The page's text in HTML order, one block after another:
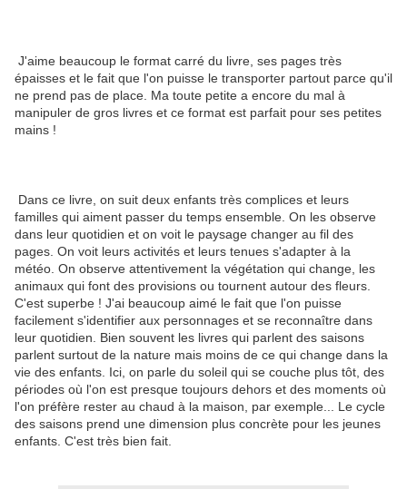
J'aime beaucoup le format carré du livre, ses pages très
épaisses et le fait que l'on puisse le transporter partout parce qu'il
ne prend pas de place. Ma toute petite a encore du mal à
manipuler de gros livres et ce format est parfait pour ses petites
mains !
Dans ce livre, on suit deux enfants très complices et leurs
familles qui aiment passer du temps ensemble. On les observe
dans leur quotidien et on voit le paysage changer au fil des
pages. On voit leurs activités et leurs tenues s'adapter à la
météo. On observe attentivement la végétation qui change, les
animaux qui font des provisions ou tournent autour des fleurs.
C'est superbe ! J'ai beaucoup aimé le fait que l'on puisse
facilement s'identifier aux personnages et se reconnaître dans
leur quotidien. Bien souvent les livres qui parlent des saisons
parlent surtout de la nature mais moins de ce qui change dans la
vie des enfants. Ici, on parle du soleil qui se couche plus tôt, des
périodes où l'on est presque toujours dehors et des moments où
l'on préfère rester au chaud à la maison, par exemple... Le cycle
des saisons prend une dimension plus concrète pour les jeunes
enfants. C'est très bien fait.